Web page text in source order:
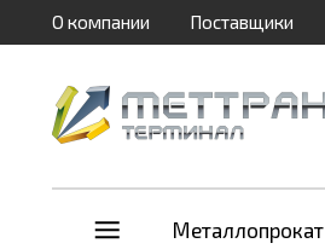
О компании Поставщики
Металлопрокат